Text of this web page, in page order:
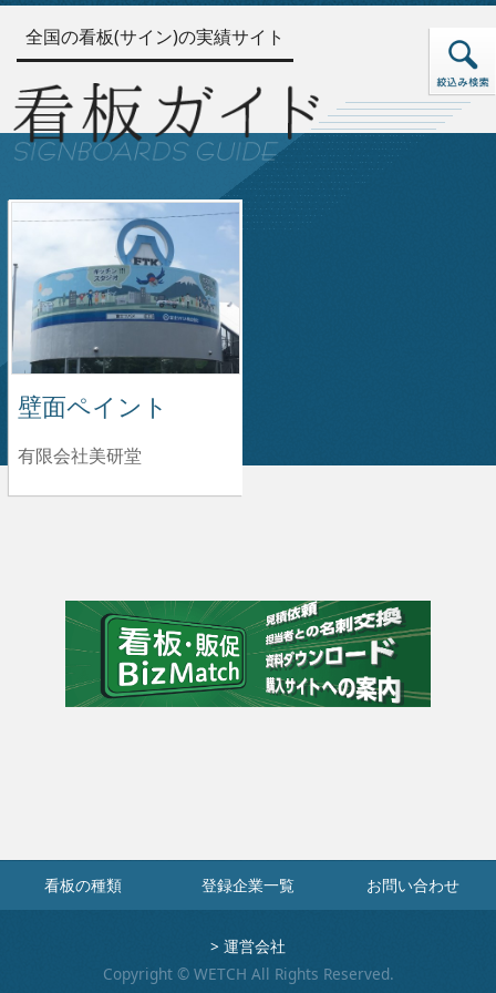
全国の看板(サイン)の実績サイト
壁面ペイント
有限会社美研堂
看板の種類 登録企業一覧 お問い合わせ
> 運営会社
Copyright © WETCH All Rights Reserved.